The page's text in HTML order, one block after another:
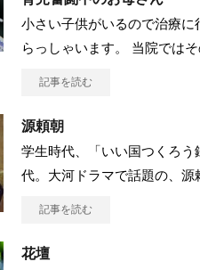
小さい子供がいるので治療
らっしゃいます。 当院では
記事を読む
源頼朝
学生時代、「いい国つくろ
代。大河ドラマで話題の、源
記事を読む
花壇